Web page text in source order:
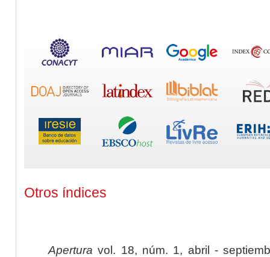
Otros índices
Apertura vol. 18, núm. 1, abril -